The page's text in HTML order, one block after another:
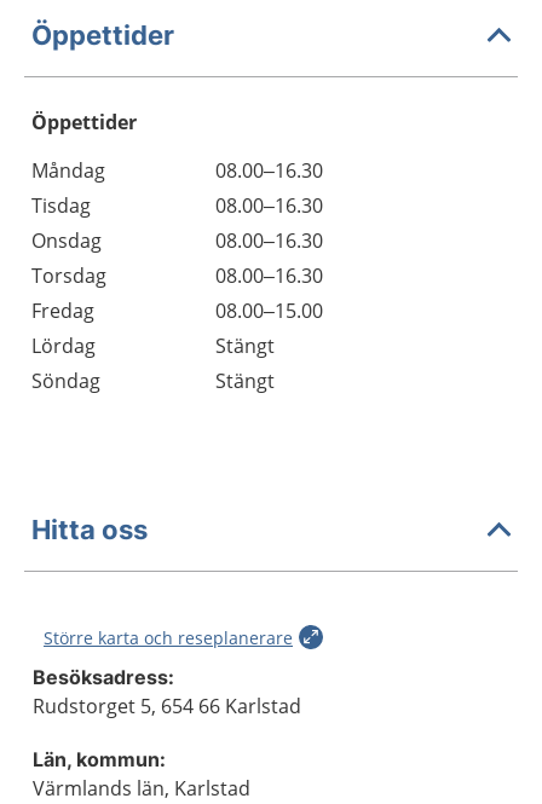
Öppettider
Öppettider
Dag
Öppettider
Kommentarer
Måndag
08.00–16.30
Tisdag
08.00–16.30
Onsdag
08.00–16.30
Torsdag
08.00–16.30
Fredag
08.00–15.00
Lördag
Stängt
Söndag
Stängt
Hitta oss
Större karta och reseplanerare
Besöksadress:
Rudstorget 5, 654 66 Karlstad
Län, kommun:
Värmlands län, Karlstad